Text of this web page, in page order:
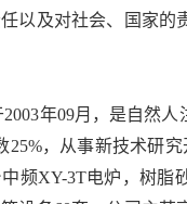
以及对社会、国家
年09月，是自然
，从事新技术研
频XY-3T电炉，树